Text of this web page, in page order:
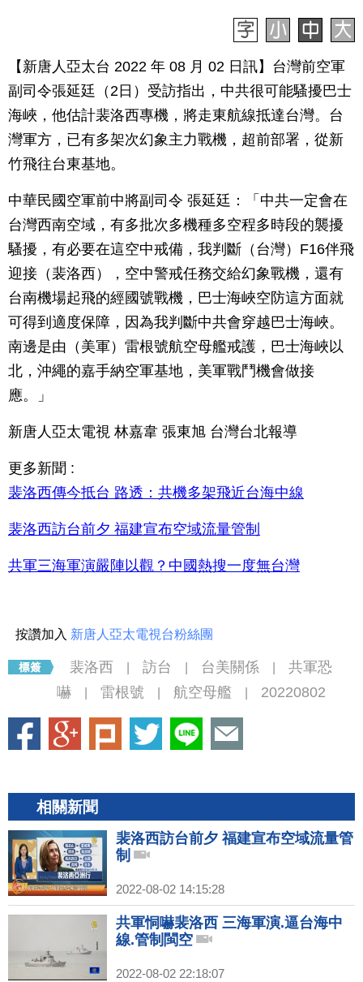
【新唐人亞太台 2022 年 08 月 02 日訊】台灣前空軍
副司令張延廷（2日）受訪指出，中共很可能騷擾巴士
海峽，他估計裴洛西專機，將走東航線抵達台灣。台
灣軍方，已有多架次幻象主力戰機，超前部署，從新
竹飛往台東基地。
中華民國空軍前中將副司令 張延廷：「中共一定會在
台灣西南空域，有多批次多機種多空程多時段的襲擾
騷擾，有必要在這空中戒備，我判斷（台灣）F16伴飛
迎接（裴洛西），空中警戒任務交給幻象戰機，還有
台南機場起飛的經國號戰機，巴士海峽空防這方面就
可得到適度保障，因為我判斷中共會穿越巴士海峽。
南邊是由（美軍）雷根號航空母艦戒護，巴士海峽以
北，沖繩的嘉手納空軍基地，美軍戰鬥機會做接
應。」
新唐人亞太電視 林嘉韋 張東旭 台灣台北報導
更多新聞 :
裴洛西傳今抵台 路透：共機多架飛近台海中線
裴洛西訪台前夕 福建宣布空域流量管制
共軍三海軍演嚴陣以觀？中國熱搜一度無台灣
按讚加入 新唐人亞太電視台粉絲團
裴洛西 訪台 台美關係
共軍恐
嚇
雷根號 航空母艦 20220802
相關新聞
裴洛西訪台前夕 福建宣布空域流量管
制
2022-08-02 14:15:28
共軍恫嚇裴洛西 三海軍演.逼台海中
線.管制閩空
2022-08-02 22:18:07